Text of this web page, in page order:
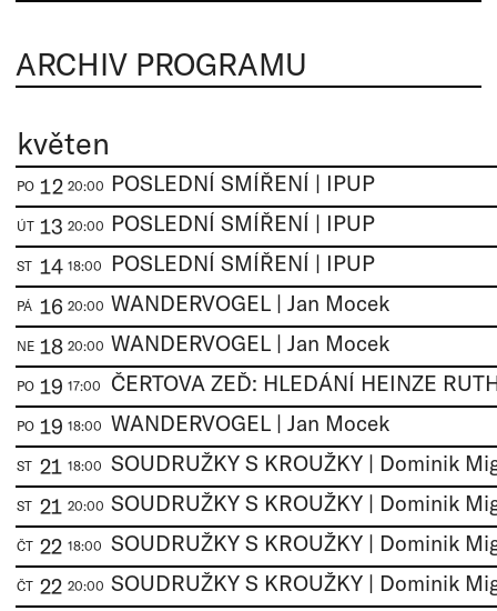
ARCHIV PROGRAMU
květen
PO 12 20:00 POSLEDNÍ SMÍŘENÍ | IPUP
ÚT 13 20:00 POSLEDNÍ SMÍŘENÍ | IPUP
ST 14 18:00 POSLEDNÍ SMÍŘENÍ | IPUP
PÁ 16 20:00 WANDERVOGEL | Jan Mocek
NE 18 20:00 WANDERVOGEL | Jan Mocek
PO 19 17:00
PO 19 18:00 WANDERVOGEL | Jan Mocek
ST 21 18:00
ST 21 20:00
ČT 22 18:00
ČT 22 20:00